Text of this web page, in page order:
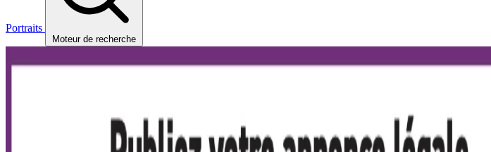
Portraits
Moteur de recherche